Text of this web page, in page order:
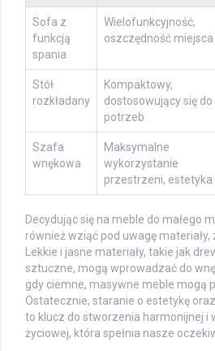
Sofa z
funkcją
spania
Wielofunkcyjność,
oszczędność miejsca
Stół
rozkładany
Kompaktowy,
dostosowujący się do
potrzeb
Szafa
wnękowa
Maksymalne
wykorzystanie
przestrzeni, estetyka
Decydując się na meble do małego
również wziąć pod uwagę materiały,
Lekkie i jasne materiały, takie jak
sztuczne, mogą wprowadzać do
gdy ciemne, masywne meble mogą
Ostatecznie, staranie o estetykę
to klucz do stworzenia harmonijnej i
życiowej, która spełnia nasze